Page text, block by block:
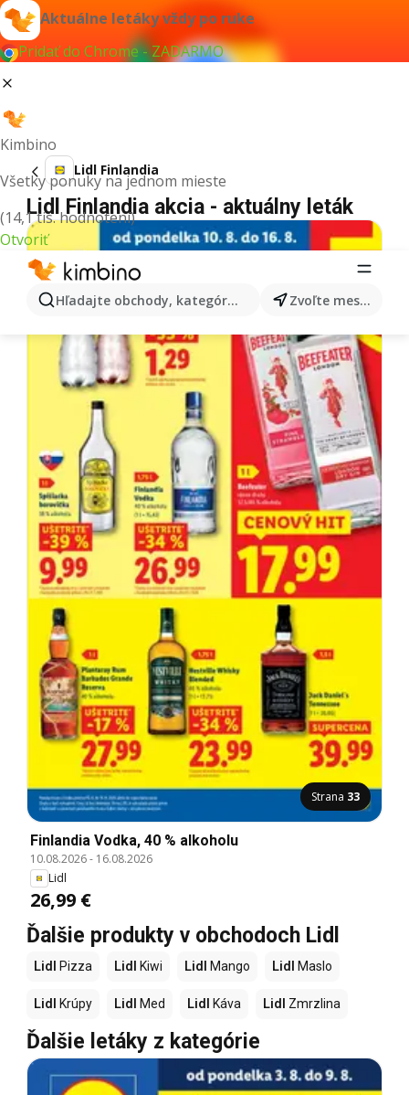
Aktuálne letáky vždy po ruke
Pridať do Chrome - ZADARMO
Kimbino
Všetky ponuky na jednom mieste
(14,1 tis. hodnotení)
Otvoriť
Hľadajte obchody, kategórie, produkty... Zvoľte mesto
Lidl Finlandia
Lidl Finlandia akcia - aktuálny leták
Strana 33
Finlandia Vodka, 40 % alkoholu
10.08.2026- 16.08.2026
Lidl
26,99 €
Ďalšie produkty v obchodoch Lidl
Lidl Pizza Lidl Kiwi Lidl Mango Lidl Maslo
Lidl Krúpy Lidl Med Lidl Káva Lidl Zmrzlina
Ďalšie letáky z kategórie